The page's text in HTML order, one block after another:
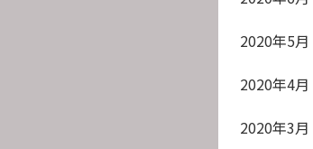
2020年5月
2020年4月
2020年3月